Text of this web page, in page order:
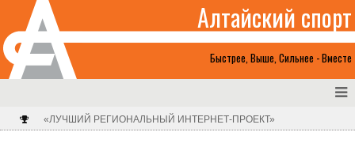
Быстрее, Выше, Сильнее - Вместе
Алтайский спорт
«ЛУЧШИЙ РЕГИОНАЛЬНЫЙ ИНТЕРНЕТ-ПРОЕКТ»